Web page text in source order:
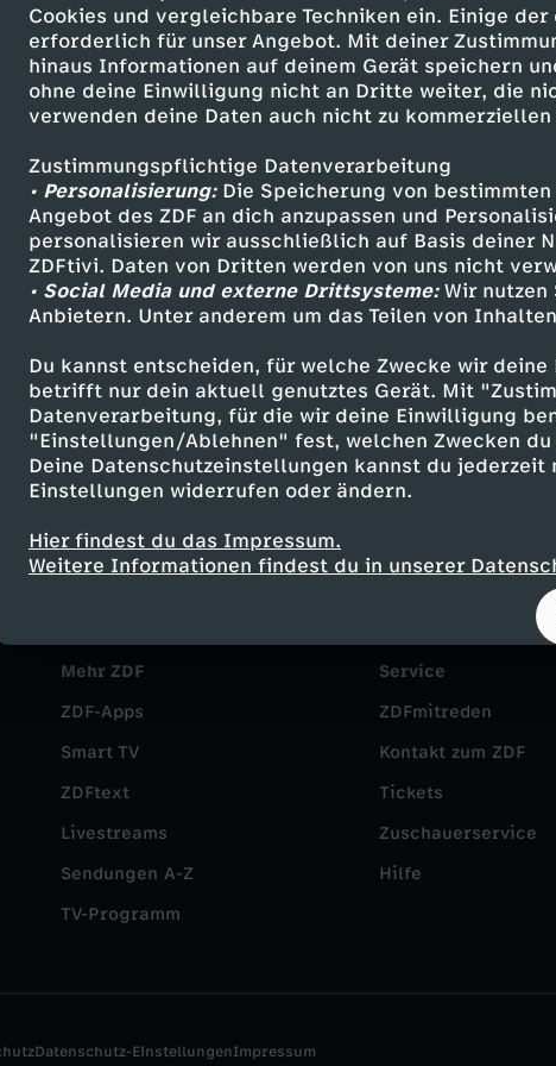
Cookies und vergleichbare Techniken ein. Einige
erforderlich für unser Angebot. Mit deiner
hinaus Informationen auf deinem Gerät speichern
ohne deine Einwilligung nicht an Dritte weiter, die
verwenden deine Daten auch nicht zu kommerziellen
Zustimmungspflichtige Datenverarbeitung
• Personalisierung:Die Speicherung von
Angebot des ZDF an dich anzupassen und
personalisieren wir ausschließlich auf Basis deiner
ZDFtivi. Daten von Dritten werden von uns nicht
• Social Media und externe Drittsysteme:Wir nutzen
Anbietern. Unter anderem um das Teilen von
Du kannst entscheiden, für welche Zwecke wir
betrifft nur dein aktuell genutztes Gerät. Mit
Datenverarbeitung, für die wir deine Einwilligung
"Einstellungen/Ablehnen" fest, welchen Zwecken
Deine Datenschutzeinstellungen kannst du
Einstellungen widerrufen oder ändern.
Hier findest du das Impressum.
Weitere Informationen findest du in unserer
Ähnliche Inhalte entdecken
Abenteuer Animation fröhlich
Belle und Sebastian
Mehr ZDF
ZDF-Apps
Smart TV
ZDFtext
Livestreams
Sendungen A-Z
TV-Programm
Service
ZDFmitreden
Kontakt zum ZDF
Tickets
Zuschauerservice
Hilfe
Datenschutz-EinstellungenImpressum